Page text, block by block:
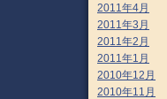
2011年4月
2011年3月
2011年2月
2011年1月
2010年12月
2010年11月